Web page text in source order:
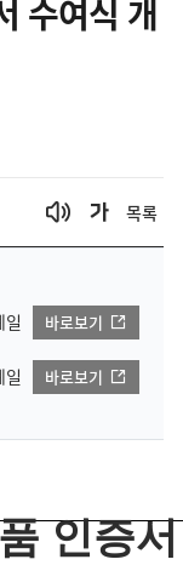
수여식 개
목록
바로보기
바로보기
인증